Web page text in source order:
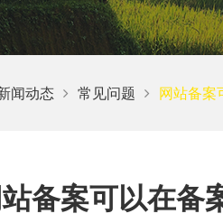
闻动态 常见问题 网站备案
备案可以在备